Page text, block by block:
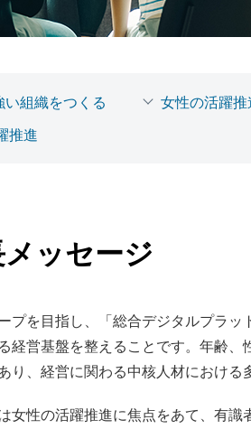
組織をつくる 女性の活躍推
推進
ッセージ
を目指し、「総合デジタルプラ
営基盤を整えることです。年齢、
、経営に関わる中核人材における
性の活躍推進に焦点をあて、有